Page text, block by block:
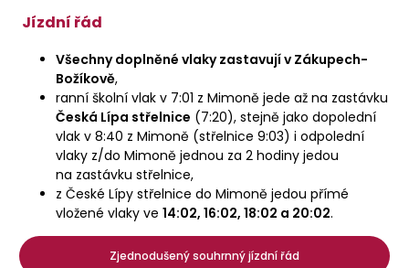
Jízdní řád
Všechny doplněné vlaky zastavují v Zákupech-
Božíkově,
ranní školní vlak v 7:01 z Mimoně jede až na zastávku
Česká Lípa střelnice (7:20), stejně jako dopolední
vlak v 8:40 z Mimoně (střelnice 9:03) i odpolední
vlaky z/do Mimoně jednou za 2 hodiny jedou
na zastávku střelnice,
z České Lípy střelnice do Mimoně jedou přímé
vložené vlaky ve 14:02, 16:02, 18:02 a 20:02.
Zjednodušený souhrnný jízdní řád